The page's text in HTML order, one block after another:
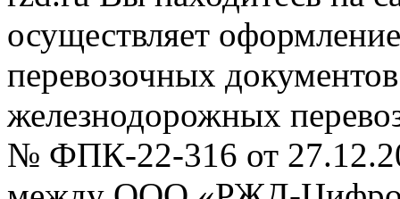
осуществляет
перевозочных
железнодорожных
№ ФПК-22-316 от